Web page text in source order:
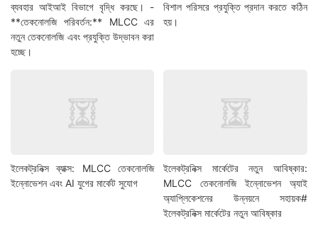
ব্যবহার আইআই বিভাগে বৃদ্ধি করছে। -
**তেকনোলজি পরিবর্তন:** MLCC এর
নতুন তেকনোলজি এবং প্রযুক্তি উদ্ভাবন করা
হচ্ছে।
বিশাল পরিসরে প্রযুক্তি প্রদান করতে কঠিন
হয়।
ইলেকট্রনিক্স ব্যাক্স: MLCC তেকনোলজি
ইন্নোভেশন এবং AI যুগের মার্কেট সুযোগ
ইলেকট্রনিক্স মার্কেটের নতুন আবিষ্কার:
MLCC তেকনোলজি ইন্নোভেশন অ্যাই
অ্যাপ্লিকেশনের উন্নয়নে সহায়ক#
ইলেকট্রনিক্স মার্কেটের নতুন আবিষ্কার